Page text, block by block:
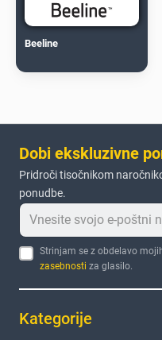
Beeline
Dobi ekskluzivne
Pridroči tisočnikom
ponudbe.
Strinjam se z obdelavo
zasebnosti za glasilo.
Kategorije